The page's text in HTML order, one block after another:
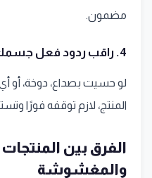
مضمون.
4. راقب ردود فعل جسمك
لو حسيت بصداع، دوخة، أو
المنتج، لازم توقفه فورًا
الفرق بين المنتجات
والمغشوشة